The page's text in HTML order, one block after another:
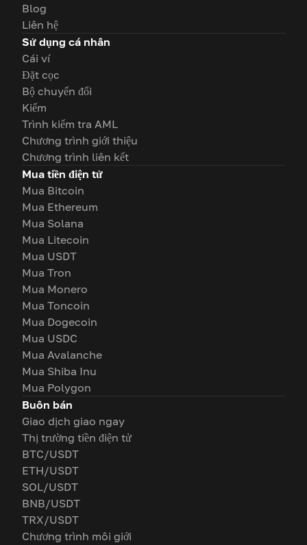
Blog
Liên hệ
Sử dụng cá nhân
Cái ví
Đặt cọc
Bộ chuyển đổi
Kiếm
Trình kiểm tra AML
Chương trình giới thiệu
Chương trình liên kết
Mua tiền điện tử
Mua Bitcoin
Mua Ethereum
Mua Solana
Mua Litecoin
Mua USDT
Mua Tron
Mua Monero
Mua Toncoin
Mua Dogecoin
Mua USDC
Mua Avalanche
Mua Shiba Inu
Mua Polygon
Buôn bán
Giao dịch giao ngay
Thị trường tiền điện tử
BTC/USDT
ETH/USDT
SOL/USDT
BNB/USDT
TRX/USDT
Chương trình môi giới